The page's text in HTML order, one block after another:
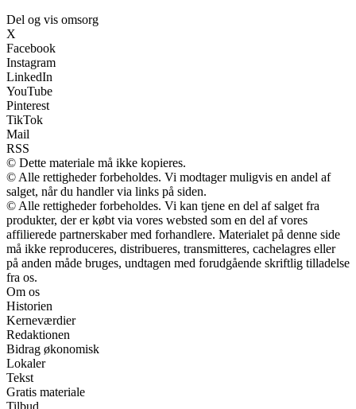
Del og vis omsorg
X
Facebook
Instagram
LinkedIn
YouTube
Pinterest
TikTok
Mail
RSS
© Dette materiale må ikke kopieres.
© Alle rettigheder forbeholdes. Vi modtager muligvis en andel af
salget, når du handler via links på siden.
© Alle rettigheder forbeholdes. Vi kan tjene en del af salget fra
produkter, der er købt via vores websted som en del af vores
affilierede partnerskaber med forhandlere. Materialet på denne side
må ikke reproduceres, distribueres, transmitteres, cachelagres eller
på anden måde bruges, undtagen med forudgående skriftlig tilladelse
fra os.
Om os
Historien
Kerneværdier
Redaktionen
Bidrag økonomisk
Lokaler
Tekst
Gratis materiale
Tilbud